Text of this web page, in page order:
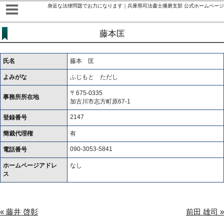
身近な法律問題でお力になります｜兵庫県司法書士播磨支部 公式ホームページ
藤本匡
氏名 藤本 匡
よみがな ふじもと ただし
事務所所在地
〒675-0335
加古川市志方町原67-1
登録番号 2147
簡裁代理権 有
電話番号 090-3053-5841
ホームページアドレ
ス
なし
« 藤井 啓彰 前田 雄司 »